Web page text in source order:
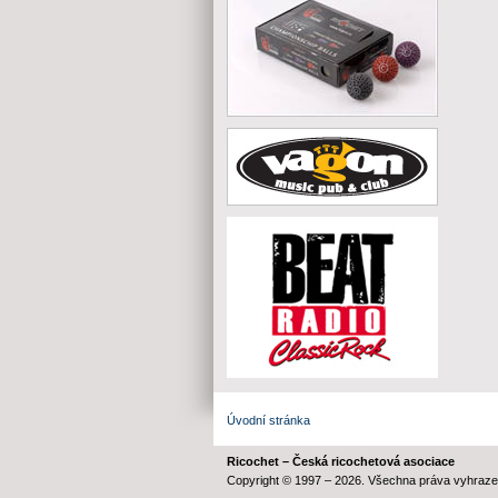
Úvodní stránka
Ricochet – Česká ricochetová asociace
Copyright © 1997 – 2026. Všechna práva